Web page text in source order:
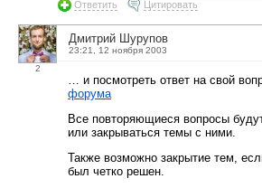
Ответить Цитировать
2
Дмитрий Шурупов
23:21, 12 ноября 2003
… и посмотреть ответ на свой
форума
Все повторяющиеся вопросы
или закрываться темы с ними.
Также возможно закрытие тем,
был четко решен.